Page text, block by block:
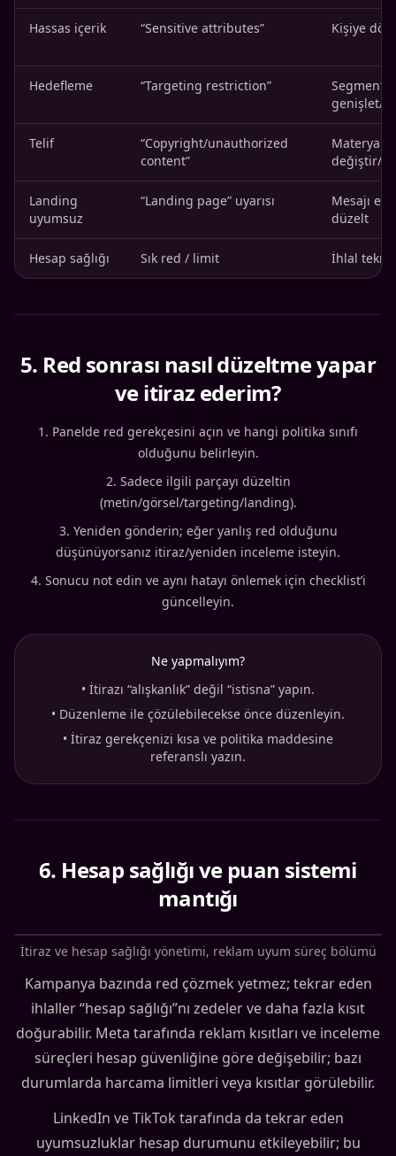
Hassas içerik “Sensitive attributes” Kişiye
Hedefleme “Targeting restriction”
Segmenti
genişlet/
Telif
“Copyright/unauthorized
content”
Materyali
değiştir/
Landing
uyumsuz
“Landing page” uyarısı
Mesajı
düzelt
Hesap sağlığı Sık red / limit İhlal
5. Red sonrası nasıl düzeltme yapar
ve itiraz ederim?
Panelde red gerekçesini açın ve hangi politika sınıfı
olduğunu belirleyin.
Sadece ilgili parçayı düzeltin
(metin/görsel/targeting/landing).
Yeniden gönderin; eğer yanlış red olduğunu
düşünüyorsanız itiraz/yeniden inceleme isteyin.
Sonucu not edin ve aynı hatayı önlemek için checklist’i
güncelleyin.
Ne yapmalıyım?
• İtirazı “alışkanlık” değil “istisna” yapın.
• Düzenleme ile çözülebilecekse önce düzenleyin.
• İtiraz gerekçenizi kısa ve politika maddesine
referanslı yazın.
6. Hesap sağlığı ve puan sistemi
mantığı
İtiraz ve hesap sağlığı yönetimi, reklam uyum süreç bölümü
Kampanya bazında red çözmek yetmez; tekrar eden
ihlaller “hesap sağlığı”nı zedeler ve daha fazla kısıt
doğurabilir. Meta tarafında reklam kısıtları ve inceleme
süreçleri hesap güvenliğine göre değişebilir; bazı
durumlarda harcama limitleri veya kısıtlar görülebilir.
LinkedIn ve TikTok tarafında da tekrar eden
uyumsuzluklar hesap durumunu etkileyebilir; bu